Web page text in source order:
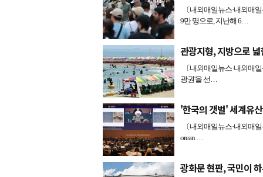
〔내외매일뉴스·내외매
9만 명으로, 지난해 6…
관광지형, 지방으로
〔내외매일뉴스·내외매
광권'을 선…
'한국의 갯벌' 세계유
〔내외매일뉴스·내외매
orean …
광화문 현판, 국민이